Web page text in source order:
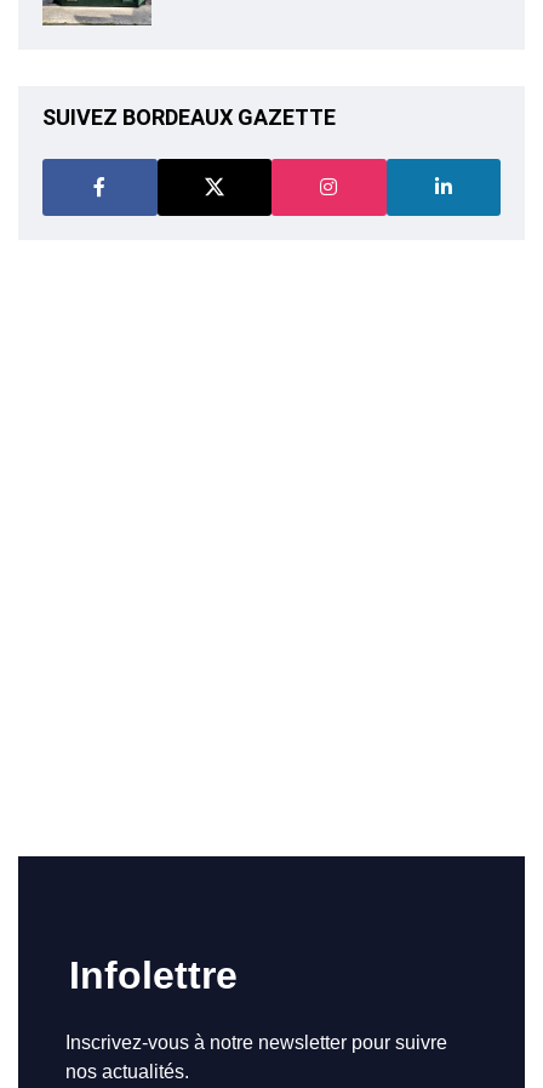
SUIVEZ BORDEAUX GAZETTE
Infolettre
Inscrivez-vous à notre newsletter pour suivre
nos actualités.